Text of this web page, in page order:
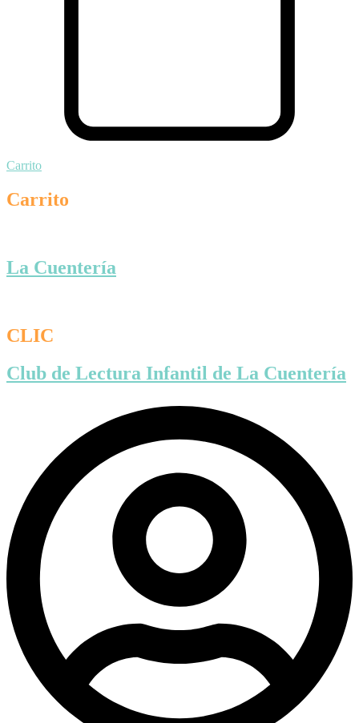
Carrito
Carrito
La Cuentería
CLIC
Club de Lectura Infantil de La Cuentería